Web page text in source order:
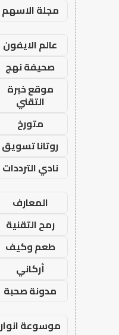
مجلة الاسهم
عالم الايفون
صحيفة نهج
موقع خبرة
التقني
متورخ
روتانا تسويق
نادي الترددات
المعارف
رمح التقنية
طعم وكيف
أركاني
مدونة صحبة
موسوعة انوار